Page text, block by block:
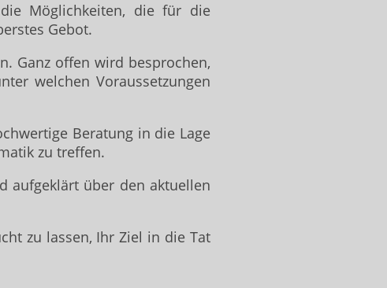
Möglichkeiten, die für die
Gebot.
Ganz offen wird besprochen,
welchen Voraussetzungen
Beratung in die Lage
zu treffen.
aufgeklärt über den aktuellen
zu lassen, Ihr Ziel in die Tat